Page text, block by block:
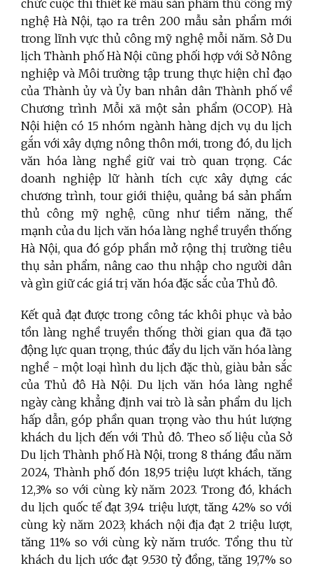
chức cuộc thi thiết kế mẫu sản phẩm thủ công mỹ
nghệ Hà Nội, tạo ra trên 200 mẫu sản phẩm mới
trong lĩnh vực thủ công mỹ nghệ mỗi năm. Sở Du
lịch Thành phố Hà Nội cũng phối hợp với Sở Nông
nghiệp và Môi trường tập trung thực hiện chỉ đạo
của Thành ủy và Ủy ban nhân dân Thành phố về
Chương trình Mỗi xã một sản phẩm (OCOP). Hà
Nội hiện có 15 nhóm ngành hàng dịch vụ du lịch
gắn với xây dựng nông thôn mới, trong đó, du lịch
văn hóa làng nghề giữ vai trò quan trọng. Các
doanh nghiệp lữ hành tích cực xây dựng các
chương trình, tour giới thiệu, quảng bá sản phẩm
thủ công mỹ nghệ, cũng như tiềm năng, thế
mạnh của du lịch văn hóa làng nghề truyền thống
Hà Nội, qua đó góp phần mở rộng thị trường tiêu
thụ sản phẩm, nâng cao thu nhập cho người dân
và gìn giữ các giá trị văn hóa đặc sắc của Thủ đô.
Kết quả đạt được trong công tác khôi phục và bảo
tồn làng nghề truyền thống thời gian qua đã tạo
động lực quan trọng, thúc đẩy du lịch văn hóa làng
nghề - một loại hình du lịch đặc thù, giàu bản sắc
của Thủ đô Hà Nội. Du lịch văn hóa làng nghề
ngày càng khẳng định vai trò là sản phẩm du lịch
hấp dẫn, góp phần quan trọng vào thu hút lượng
khách du lịch đến với Thủ đô. Theo số liệu của Sở
Du lịch Thành phố Hà Nội, trong 8 tháng đầu năm
2024, Thành phố đón 18,95 triệu lượt khách, tăng
12,3% so với cùng kỳ năm 2023. Trong đó, khách
du lịch quốc tế đạt 3,94 triệu lượt, tăng 42% so với
cùng kỳ năm 2023; khách nội địa đạt 2 triệu lượt,
tăng 11% so với cùng kỳ năm trước. Tổng thu từ
khách du lịch ước đạt 9.530 tỷ đồng, tăng 19,7% so